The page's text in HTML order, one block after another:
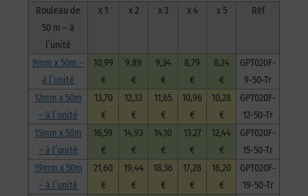
Rouleau de
50 m – à
l’unité
x 1 x 2 x 3 x 4 x 5 Réf
9mm x 50m –
à l’unité
10,99
€
9,89
€
9,34
€
8,79
€
8,24
€
GPT020F-
9-50-Tr
12mm x 50m
– à l’unité
13,70
€
12,33
€
11,65
€
10,96
€
10,28
€
GPT020F-
12-50-Tr
15mm x 50m
– à l’unité
16,59
€
14,93
€
14,10
€
13,27
€
12,44
€
GPT020F-
15-50-Tr
19mm x 50m
– à l’unité
21,60
€
19,44
€
18,36
€
17,28
€
16,20
€
GPT020F-
19-50-Tr